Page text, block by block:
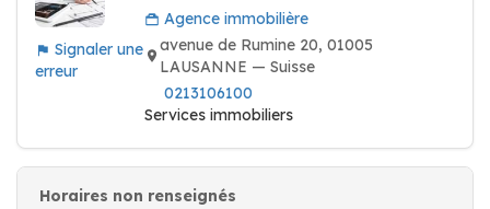
Signaler une
erreur
Agence immobilière
avenue de Rumine 20, 01005
LAUSANNE — Suisse
0213106100
Services immobiliers
Horaires non renseignés